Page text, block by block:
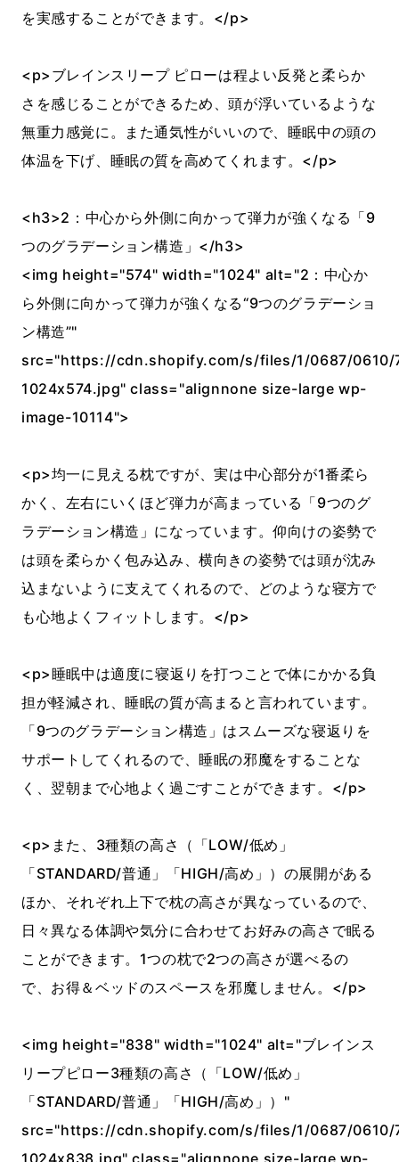
を実感することができます。</p>
<p>ブレインスリープ ピローは程よい反発と柔らか
さを感じることができるため、頭が浮いているような
無重力感覚に。また通気性がいいので、睡眠中の頭の
体温を下げ、睡眠の質を高めてくれます。</p>
<h3>2：中心から外側に向かって弾力が強くなる「9
つのグラデーション構造」</h3>
<img height="574" width="1024" alt="2：中心か
ら外側に向かって弾力が強くなる“9つのグラデーショ
ン構造”"
src="https://cdn.shopify.com/s/files/1/0687/0610/
1024x574.jpg" class="alignnone size-large wp-
image-10114">
<p>均一に見える枕ですが、実は中心部分が1番柔ら
かく、左右にいくほど弾力が高まっている「9つのグ
ラデーション構造」になっています。仰向けの姿勢で
は頭を柔らかく包み込み、横向きの姿勢では頭が沈み
込まないように支えてくれるので、どのような寝方で
も心地よくフィットします。</p>
<p>睡眠中は適度に寝返りを打つことで体にかかる負
担が軽減され、睡眠の質が高まると言われています。
「9つのグラデーション構造」はスムーズな寝返りを
サポートしてくれるので、睡眠の邪魔をすることな
く、翌朝まで心地よく過ごすことができます。</p>
<p>また、3種類の高さ（「LOW/低め」
「STANDARD/普通」「HIGH/高め」）の展開がある
ほか、それぞれ上下で枕の高さが異なっているので、
日々異なる体調や気分に合わせてお好みの高さで眠る
ことができます。1つの枕で2つの高さが選べるの
で、お得＆ベッドのスペースを邪魔しません。</p>
<img height="838" width="1024" alt="ブレインス
リープピロー3種類の高さ（「LOW/低め」
「STANDARD/普通」「HIGH/高め」）"
src="https://cdn.shopify.com/s/files/1/0687/0610/